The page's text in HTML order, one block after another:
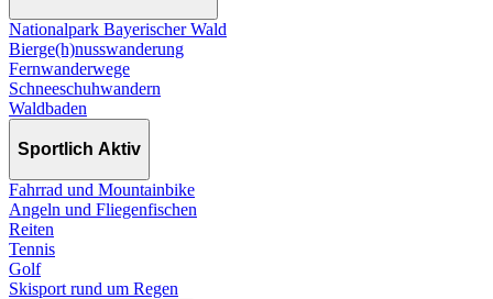
Nationalpark Bayerischer Wald
Bierge(h)nusswanderung
Fernwanderwege
Schneeschuhwandern
Waldbaden
Sportlich Aktiv
Fahrrad und Mountainbike
Angeln und Fliegenfischen
Reiten
Tennis
Golf
Skisport rund um Regen